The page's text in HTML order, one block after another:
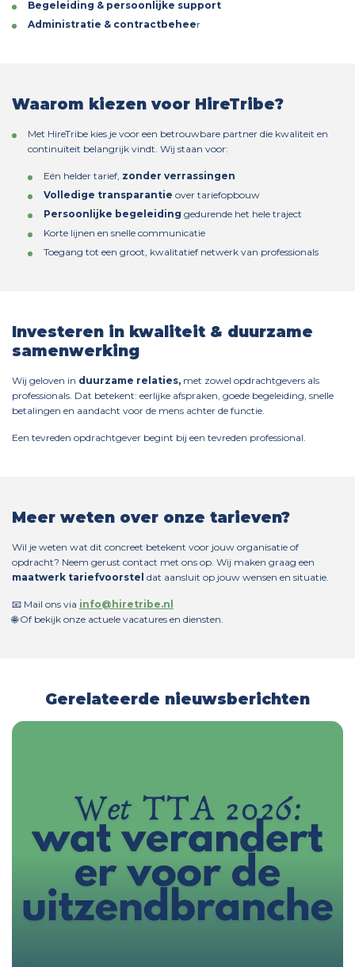
Begeleiding & persoonlijke support
Administratie & contractbeheer
Waarom kiezen voor HireTribe?
Met HireTribe kies je voor een betrouwbare partner die kwaliteit en
continuïteit belangrijk vindt. Wij staan voor:
Eén helder tarief, zonder verrassingen
Volledige transparantie over tariefopbouw
Persoonlijke begeleiding gedurende het hele traject
Korte lijnen en snelle communicatie
Toegang tot een groot, kwalitatief netwerk van professionals
Investeren in kwaliteit & duurzame
samenwerking
Wij geloven in duurzame relaties, met zowel opdrachtgevers als
professionals. Dat betekent: eerlijke afspraken, goede begeleiding, snelle
betalingen en aandacht voor de mens achter de functie.
Een tevreden opdrachtgever begint bij een tevreden professional.
Meer weten over onze tarieven?
Wil je weten wat dit concreet betekent voor jouw organisatie of
opdracht? Neem gerust contact met ons op. Wij maken graag een
maatwerk tariefvoorstel dat aansluit op jouw wensen en situatie.
📧 Mail ons via info@hiretribe.nl
🌐 Of bekijk onze actuele vacatures en diensten.
Gerelateerde nieuwsberichten